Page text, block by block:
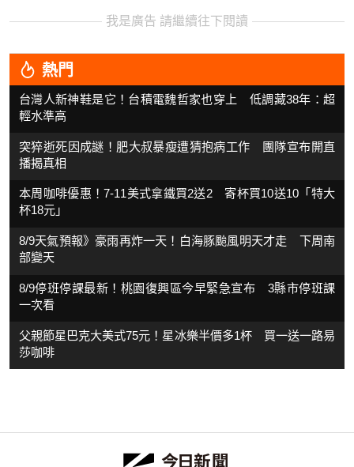
我是廣告 請繼續往下閱讀
熱門
台灣人新神鞋是它！台積電魏哲家也穿上 低調藏38年：超
輕水準高
突猝逝死因成謎！肥大叔暴瘦遭猜抱病工作 團隊宣布開直
播揭真相
本周咖啡優惠！7-11美式拿鐵買2送2 寄杯買10送10「特大
杯18元」
8/9天氣預報》豪雨再炸一天！白海豚颱風明天才走 下周南
部變天
8/9停班停課最新！桃園復興區今早緊急宣布 3縣市停班課
一次看
父親節星巴克大美式75元！星冰樂半價多1杯 買一送一路易
莎咖啡